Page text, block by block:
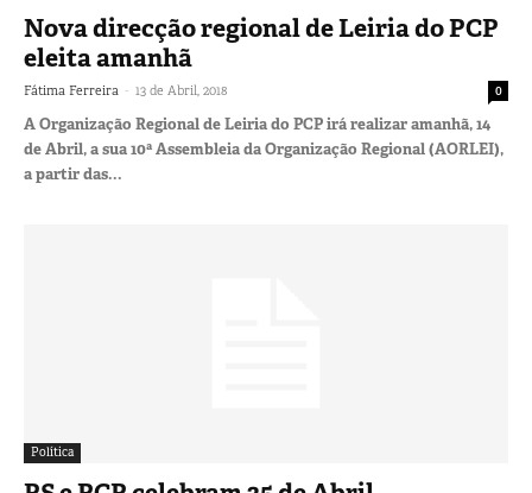
Nova direcção regional de Leiria do PCP
eleita amanhã
Fátima Ferreira - 13 de Abril, 2018 0
A Organização Regional de Leiria do PCP irá realizar amanhã, 14
de Abril, a sua 10ª Assembleia da Organização Regional (AORLEI),
a partir das...
Política